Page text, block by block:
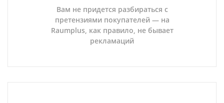
Вам не придется разбираться с
претензиями покупателей — на
Raumplus, как правило, не бывает
рекламаций